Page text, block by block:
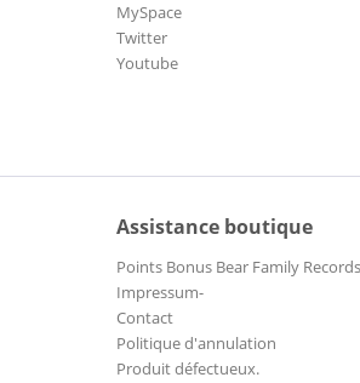
MySpace
Twitter
Youtube
Assistance boutique
Points Bonus Bear Family Records
Impressum-
Contact
Politique d'annulation
Produit défectueux.